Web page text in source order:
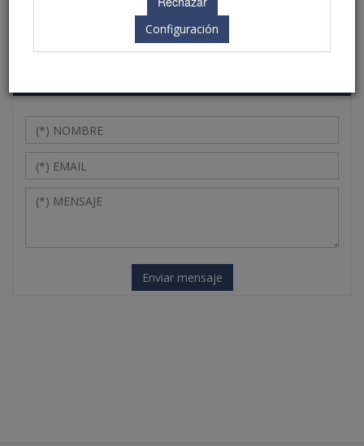
Configuración
trasladarle la información que necesita.
Enviar mensaje